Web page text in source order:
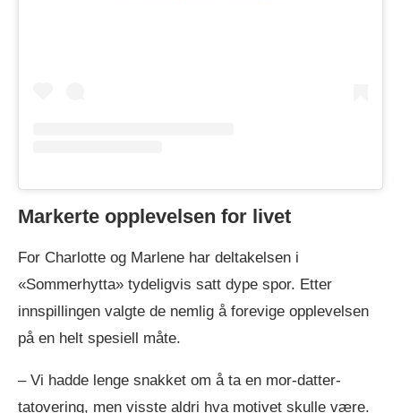
Markerte opplevelsen for livet
For Charlotte og Marlene har deltakelsen i
«Sommerhytta» tydeligvis satt dype spor. Etter
innspillingen valgte de nemlig å forevige opplevelsen
på en helt spesiell måte.
– Vi hadde lenge snakket om å ta en mor-datter-
tatovering, men visste aldri hva motivet skulle være.